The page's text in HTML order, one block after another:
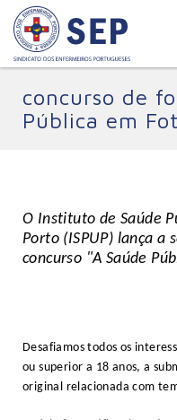
concurso de
Pública em
O Instituto de Saúde
Porto (ISPUP) lança a
concurso "A Saúde
Desafiamos todos os
ou superior a 18 anos, a
original relacionada com